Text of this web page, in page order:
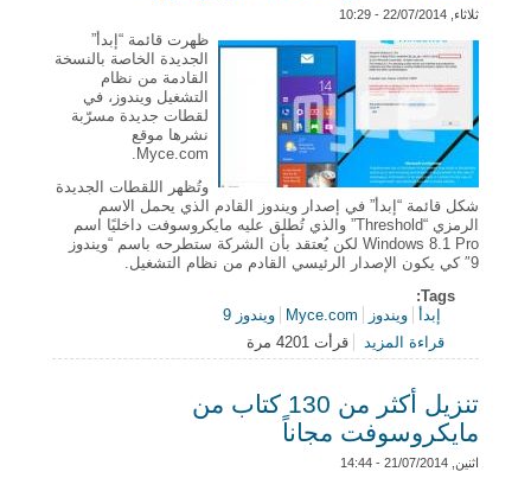
ثلاثاء, 22/07/2014 - 10:29
ظهرت قائمة “إبدأ”
الجديدة الخاصة بالنسخة
القادمة من نظام
التشغيل ويندوز، في
لقطات جديدة مسرّبة
نشرها موقع
Myce.com.
وتُظهر اللقطات الجديدة
شكل قائمة “إبدأ” في إصدار ويندوز القادم الذي يحمل الاسم
الرمزي “Threshold” والذي تُطلق عليه مايكروسوفت داخليًا اسم
Windows 8.1 Pro لكن يُعتقد بأن الشركة ستطرحه باسم “ويندوز
9″ كي يكون الإصدار الرئيسي القادم من نظام التشغيل.
Tags:
إبدأ
ويندوز Myce.com
ويندوز 9
قراءة المزيد
حول لقطات مسرّبة جديدة من ويندوز 9
قرأت 4201 مرة
تنزيل أكثر من 130 كتاب من
مايكروسوفت مجاناً
اثنين, 21/07/2014 - 14:44